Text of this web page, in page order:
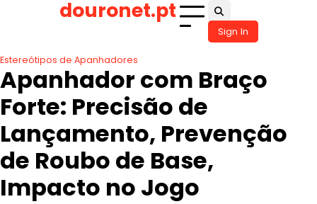
douronet.pt
Sign In
Estereótipos de Apanhadores
Apanhador com Braço
Forte: Precisão de
Lançamento, Prevenção
de Roubo de Base,
Impacto no Jogo